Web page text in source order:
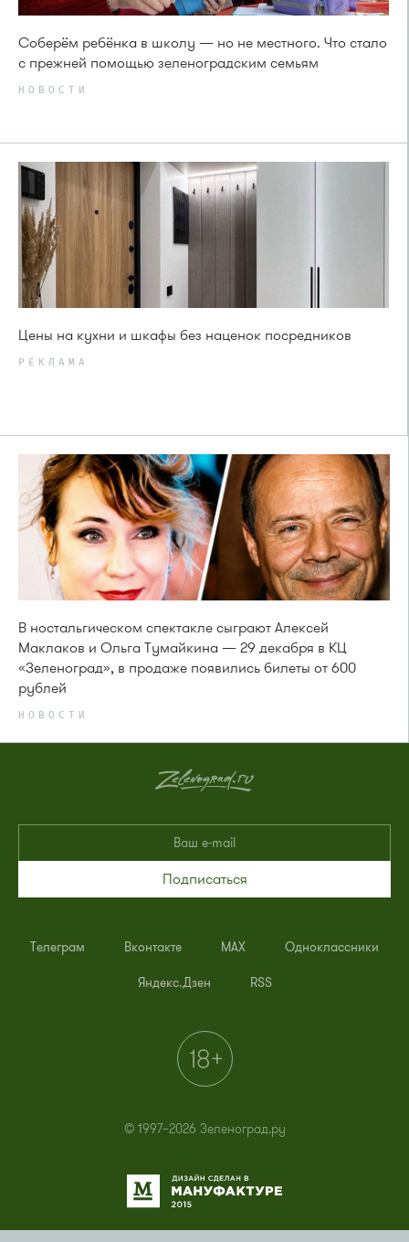
Соберём ребёнка в школу — но не местного. Что стало
с прежней помощью зеленоградским семьям
НОВОСТИ
Цены на кухни и шкафы без наценок посредников
РЕКЛАМА
В ностальгическом спектакле сыграют Алексей
Маклаков и Ольга Тумайкина — 29 декабря в КЦ
«Зеленоград», в продаже появились билеты от 600
рублей
НОВОСТИ
Подписаться
Телеграм Вконтакте MAX Одноклассники
Яндекс.Дзен RSS
© 1997–2026 Зеленоград.ру